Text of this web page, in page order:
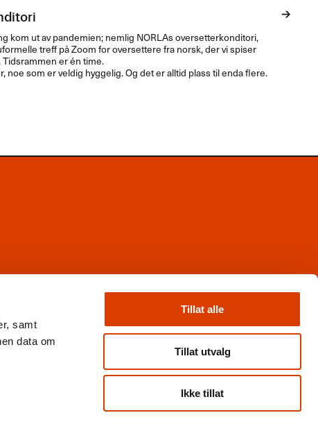
samt
data om
Tillat alle
Tillat utvalg
Ikke tillat
kom ut av pandemien; nemlig NORLAs oversetterkonditori,
treff på Zoom for oversettere fra norsk, der vi spiser
Tidsrammen er én time.
noe som er veldig hyggelig. Og det er alltid plass til enda flere.
Nyhetsbrev
Books from Norway